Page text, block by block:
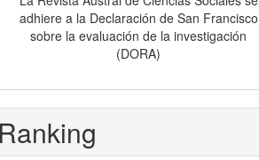
adhiere a la Declaración de San Francisco
sobre la evaluación de la investigación
(DORA)